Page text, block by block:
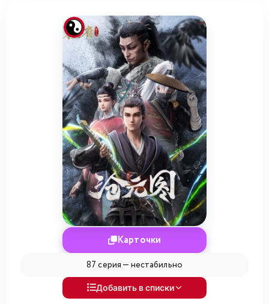
Карточки
87 серия — нестабильно
Добавить в списки